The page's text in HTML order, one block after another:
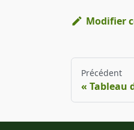
Modifier
Précédent
Tableau